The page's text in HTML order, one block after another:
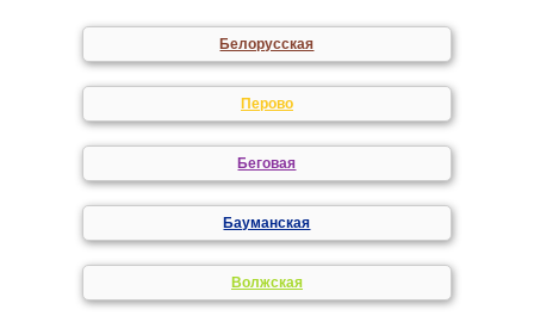
Белорусская
Перово
Беговая
Бауманская
Волжская